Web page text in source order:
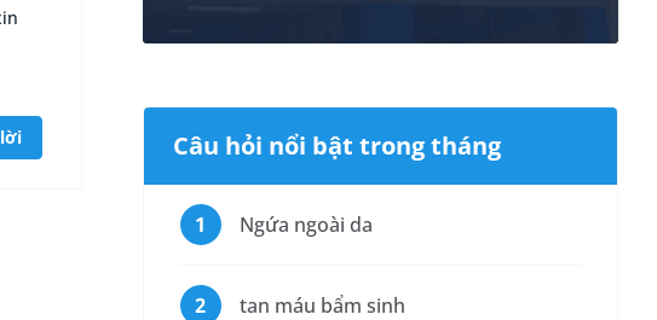
Câu hỏi nổi bật trong tháng
Ngứa ngoài da
tan máu bẩm sinh